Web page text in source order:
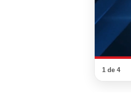
1 de 4